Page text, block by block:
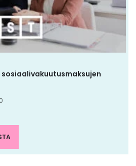
tehdä
valinnat
tuotteen
sivulla.